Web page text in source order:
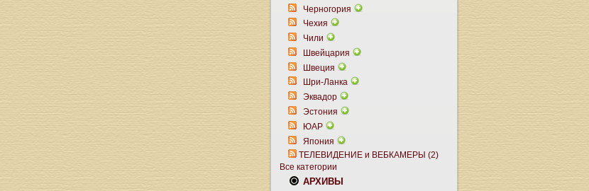
Черногория
Чехия
Чили
Швейцария
Швеция
Шри-Ланка
Эквадор
Эстония
ЮАР
Япония
ТЕЛЕВИДЕНИЕ и ВЕБКАМЕРЫ (2)
Все категории
АРХИВЫ